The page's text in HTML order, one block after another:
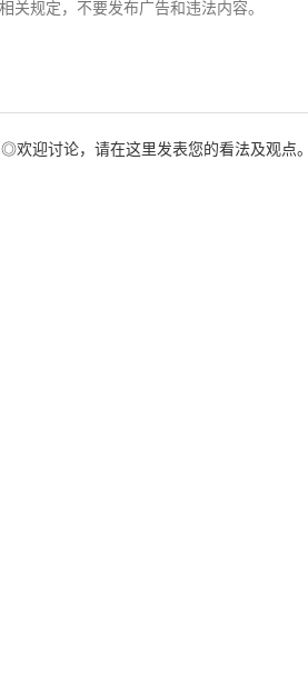
◎欢迎讨论，请在这里发表您的看法及观点。